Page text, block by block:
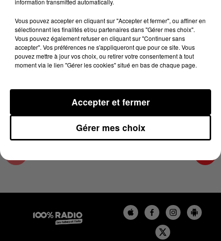
100% Radio les infos de l'Hérault
24 mai 2024 - 4 min 11 sec
LES INFOS DE L'HÉRAULT DU 24/05/2024 À
08H30
Podcasts infos de l'Hérault
information transmitted automatically.
Vous pouvez accepter en cliquant sur "Accepter et fermer", ou affiner en
sélectionnant les finalités et/ou partenaires dans "Gérer mes choix".
Vous pouvez également refuser en cliquant sur "Continuer sans
accepter". Vos préférences ne s'appliqueront que pour ce site. Vous
pouvez mettre à jour vos choix, ou retirer votre consentement à tout
moment via le lien "Gérer les cookies" situé en bas de chaque page.
Gérer mes choix
Accepter et fermer